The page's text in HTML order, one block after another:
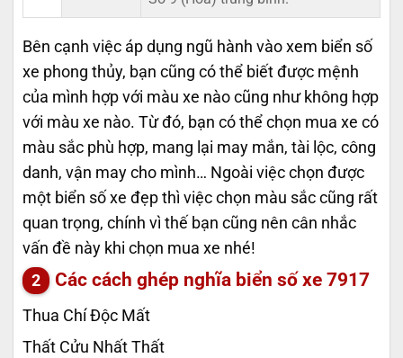
Bên cạnh việc áp dụng ngũ hành vào xem biển số
xe phong thủy, bạn cũng có thể biết được mệnh
của mình hợp với màu xe nào cũng như không hợp
với màu xe nào. Từ đó, bạn có thể chọn mua xe có
màu sắc phù hợp, mang lại may mắn, tài lộc, công
danh, vận may cho mình… Ngoài việc chọn được
một biển số xe đẹp thì việc chọn màu sắc cũng rất
quan trọng, chính vì thế bạn cũng nên cân nhắc
vấn đề này khi chọn mua xe nhé!
Các cách ghép nghĩa biển số xe 7917
Thua Chí Độc Mất
Thất Cửu Nhất Thất